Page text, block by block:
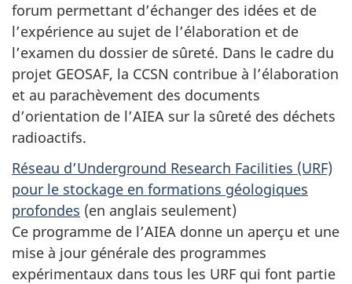
forum permettant d’échanger des idées et de
l’expérience au sujet de l’élaboration et de
l’examen du dossier de sûreté. Dans le cadre du
projet GEOSAF, la CCSN contribue à l’élaboration
et au parachèvement des documents
d’orientation de l’AIEA sur la sûreté des déchets
radioactifs.
Réseau d’Underground Research Facilities (URF)
pour le stockage en formations géologiques
profondes (en anglais seulement)
Ce programme de l’AIEA donne un aperçu et une
mise à jour générale des programmes
expérimentaux dans tous les URF qui font partie